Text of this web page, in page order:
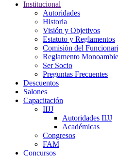
Institucional
Autoridades
Historia
Visión y Objetivos
Estatuto y Reglamentos
Comisión del
Reglamento
Ser Socio
Preguntas Frecuentes
Descuentos
Salones
Capacitación
IIJJ
Autoridades IIJJ
Académicas
Congresos
FAM
Concursos